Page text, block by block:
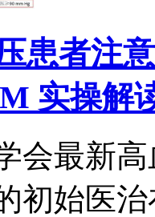
患者注
实操解
会最新
初始医